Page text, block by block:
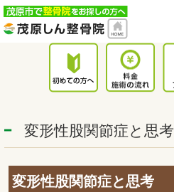
変形性股関節症と思考
変形性股関節症と思考